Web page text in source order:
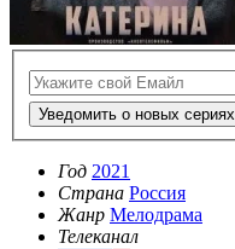
Уведомить о новых сериях
Год 2021
Страна Россия
Жанр Мелодрама
Телеканал